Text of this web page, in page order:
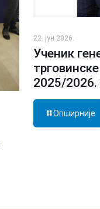
22. јун 2026.
Ученик
2025/2026.
Опширније